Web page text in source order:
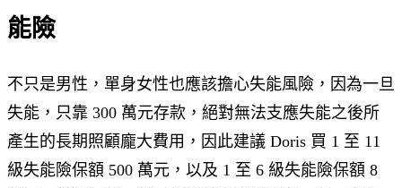
能險
不只是男性，單身女性也應該擔心失能風險，因為一旦
失能，只靠 300 萬元存款，絕對無法支應失能之後所
產生的長期照顧龐大費用，因此建議 Doris 買 1 至 11
級失能險保額 500 萬元，以及 1 至 6 級失能險保額 8